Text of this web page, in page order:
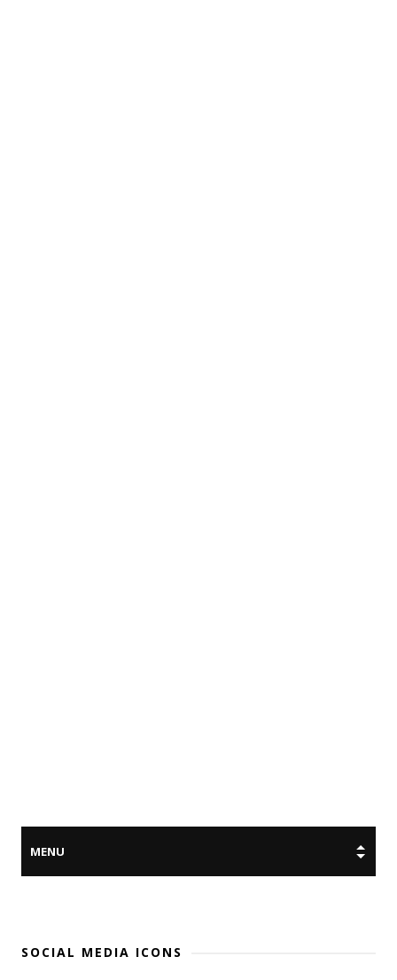
SOCIAL MEDIA ICONS